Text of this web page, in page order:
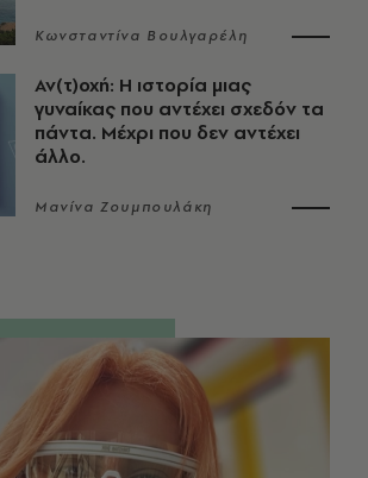
Κωνσταντίνα Βουλγαρέλη
Αν(τ)οχή: Η ιστορία μιας
γυναίκας που αντέχει σχεδόν τα
πάντα. Μέχρι που δεν αντέχει
άλλο.
Μανίνα Ζουμπουλάκη